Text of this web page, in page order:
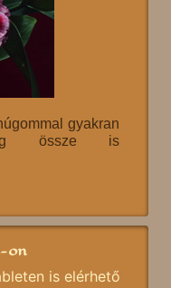
gyakran
össze is
on
is elérhető